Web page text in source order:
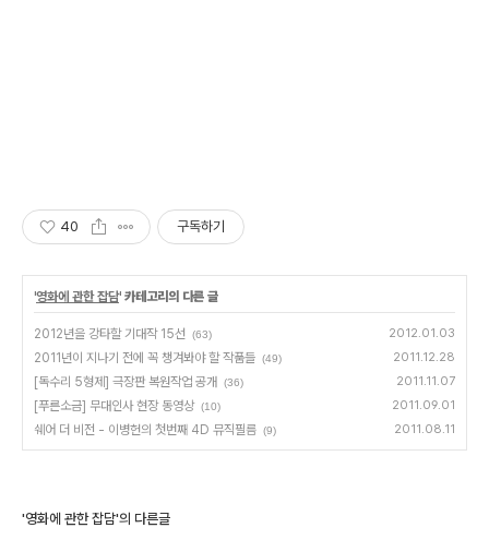
40 구독하기
'영화에 관한 잡담' 카테고리의 다른 글
2012년을 강타할 기대작 15선 (63) 2012.01.03
2011년이 지나기 전에 꼭 챙겨봐야 할 작품들 (49) 2011.12.28
[독수리 5형제] 극장판 복원작업 공개 (36) 2011.11.07
[푸른소금] 무대인사 현장 동영상 (10) 2011.09.01
쉐어 더 비전 - 이병헌의 첫번째 4D 뮤직필름 (9) 2011.08.11
'영화에 관한 잡담'의 다른글